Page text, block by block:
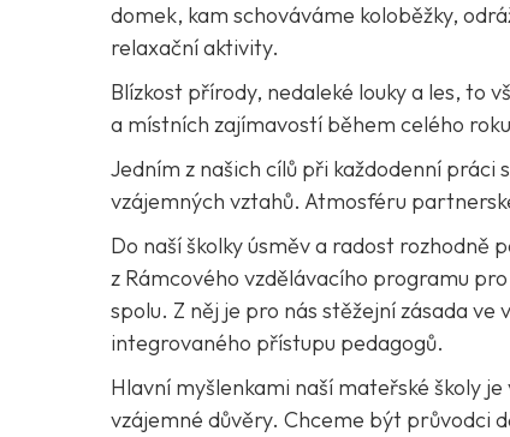
domek, kam schováváme koloběžky,
relaxační aktivity.
Blízkost přírody, nedaleké louky a les, to
a místních zajímavostí během celého
Jedním z našich cílů při každodenní
vzájemných vztahů. Atmosféru
Do naší školky úsměv a radost rozhodně
z Rámcového vzdělávacího programu
spolu. Z něj je pro nás stěžejní zásada
integrovaného přístupu pedagogů.
Hlavní myšlenkami naší mateřské školy
vzájemné důvěry. Chceme být průvodci